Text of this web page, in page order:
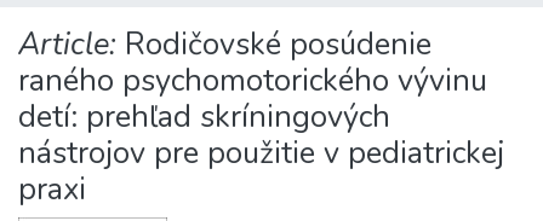
Article: Rodičovské posúdenie
raného psychomotorického vývinu
detí: prehľad skríningových
nástrojov pre použitie v pediatrickej
praxi